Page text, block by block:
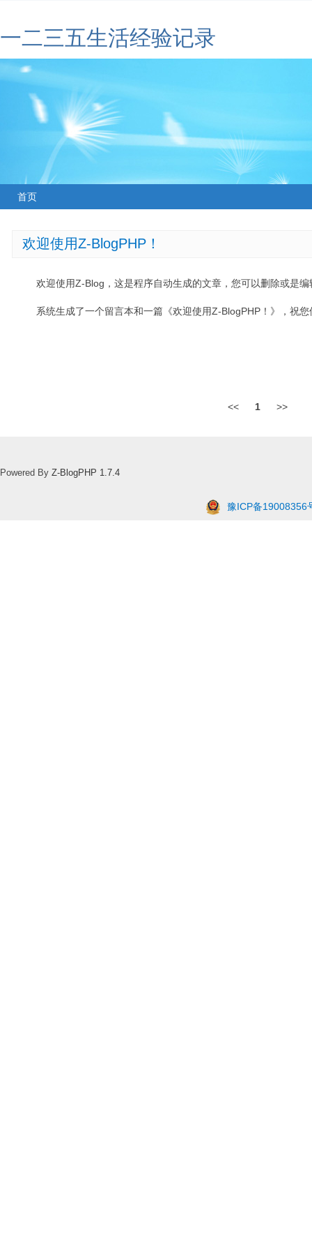
一二三五生活经验记录
首页
欢迎使用Z-BlogPHP！
欢迎使用Z-Blog，这是程序自动生成的文章，您可以删除或是编
系统生成了一个留言本和一篇《欢迎使用Z-BlogPHP！》，祝
<< 1 >>
Powered By Z-BlogPHP 1.7.4
豫ICP备19008356